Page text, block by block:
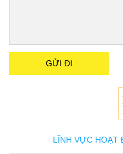
LĨNH VỰC HOẠT